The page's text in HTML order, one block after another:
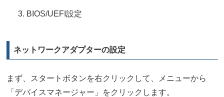
BIOS/UEFI設定
ネットワークアダプターの設定
まず、スタートボタンを右クリックして、メニューから
「デバイスマネージャー」をクリックします。